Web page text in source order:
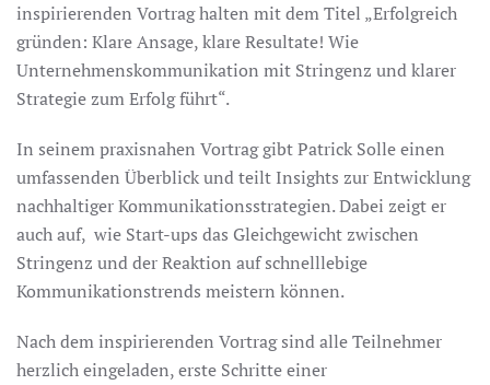
inspirierenden Vortrag halten mit dem Titel „Erfolgreich
gründen: Klare Ansage, klare Resultate! Wie
Unternehmenskommunikation mit Stringenz und klarer
Strategie zum Erfolg führt“.
In seinem praxisnahen Vortrag gibt Patrick Solle einen
umfassenden Überblick und teilt Insights zur Entwicklung
nachhaltiger Kommunikationsstrategien. Dabei zeigt er
auch auf, wie Start-ups das Gleichgewicht zwischen
Stringenz und der Reaktion auf schnelllebige
Kommunikationstrends meistern können.
Nach dem inspirierenden Vortrag sind alle Teilnehmer
herzlich eingeladen, erste Schritte einer